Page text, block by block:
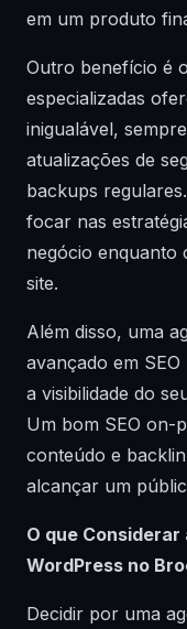
em um produto
Outro benefício é
especializadas
inigualável,
atualizações de
backups
focar nas
negócio enquanto
site.
Além disso, uma
avançado em
a visibilidade do
Um bom SEO on-
conteúdo e
alcançar um
O que
WordPress no
Decidir por uma